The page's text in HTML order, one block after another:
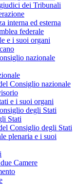
dei Tribunali
interna ed esterna
federale
e i suoi organi
nazionale
Consiglio nazionale
e i suoi organi
degli Stati
Stati
Consiglio degli Stati
plenaria e i suoi
Camere